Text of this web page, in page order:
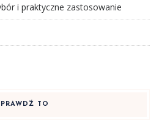
i praktyczne zastosowanie
TO